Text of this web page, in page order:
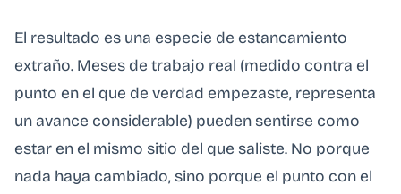
El resultado es una especie de estancamiento
extraño. Meses de trabajo real (medido contra el
punto en el que de verdad empezaste, representa
un avance considerable) pueden sentirse como
estar en el mismo sitio del que saliste. No porque
nada haya cambiado, sino porque el punto con el